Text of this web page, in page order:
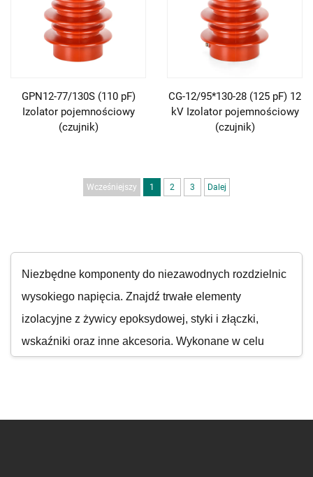
GPN12-77/130S (110 pF)
Izolator pojemnościowy
(czujnik)
CG-12/95*130-28 (125 pF) 12
kV Izolator pojemnościowy
(czujnik)
Wcześniejszy 1 2 3 Dalej
Niezbędne komponenty do niezawodnych rozdzielnic
wysokiego napięcia. Znajdź trwałe elementy
izolacyjne z żywicy epoksydowej, styki i złączki,
wskaźniki oraz inne akcesoria. Wykonane w celu